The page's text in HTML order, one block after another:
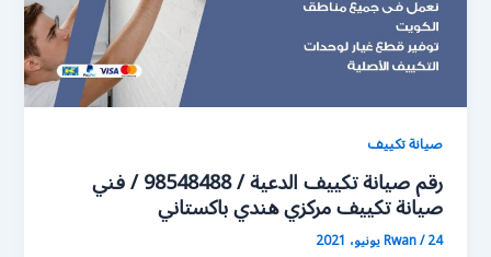
صيانة تكييف
رقم صيانة تكييف الدعية / 98548488 / فني
صيانة تكييف مركزي هندي باكستاني
Rwan/24 يونيو، 2021